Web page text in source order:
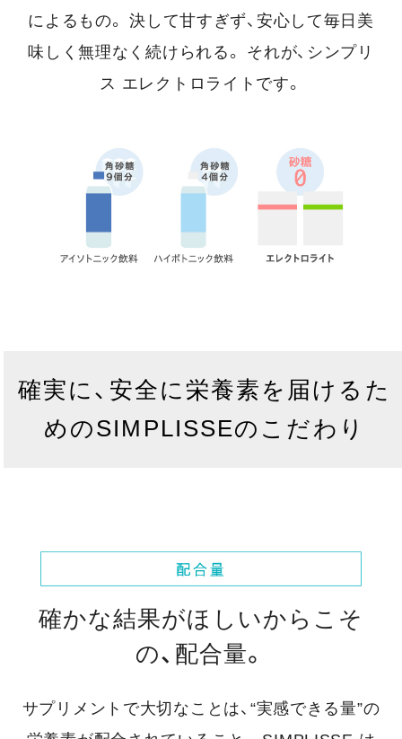
によるもの。 決して甘すぎず、安心して毎日美
味しく無理なく続けられる。 それが、シンプリ
ス エレクトロライトです。
確実に、安全に栄養素を届けるた
めのSIMPLISSEのこだわり
確かな結果がほしいからこそ
の、配合量。
サプリメントで大切なことは、“実感できる量”の